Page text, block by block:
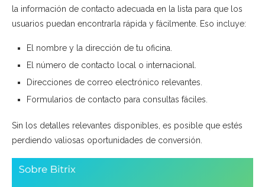
la información de contacto adecuada en la lista para que los
usuarios puedan encontrarla rápida y fácilmente. Eso incluye:
El nombre y la dirección de tu oficina.
El número de contacto local o internacional.
Direcciones de correo electrónico relevantes.
Formularios de contacto para consultas fáciles.
Sin los detalles relevantes disponibles, es posible que estés
perdiendo valiosas oportunidades de conversión.